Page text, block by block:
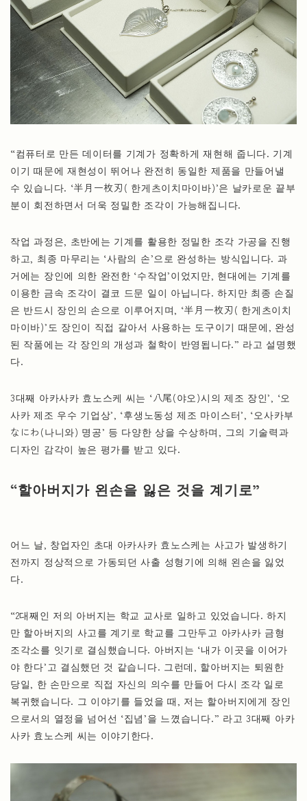
“컴퓨터로 만든 데이터를 기계가 정확하게 재현해 줍니다. 기계
이기 때문에 재현성이 뛰어나 완전히 동일한 제품을 만들어낼
수 있습니다. ‘半月一枚刃( 한게츠이치마이바)’은 날카로운 끝부
분이 회전하면서 더욱 정밀한 조각이 가능해집니다.
작업 과정은, 초반에는 기계를 활용한 정밀한 조각 가공을 진행
하고, 최종 마무리는 ‘사람의 손’으로 완성하는 방식입니다. 과
거에는 장인에 의한 완전한 ‘수작업’이었지만, 현대에는 기계를
이용한 금속 조각이 결코 드문 일이 아닙니다. 하지만 최종 손질
은 반드시 장인의 손으로 이루어지며, ‘半月一枚刃( 한게츠이치
마이바)’도 장인이 직접 갈아서 사용하는 도구이기 때문에, 완성
된 작품에는 각 장인의 개성과 철학이 반영됩니다.” 라고 설명했
다.
3대째 아카사카 효노스케 씨는 ‘八尾(야오)시의 제조 장인’, ‘오
사카 제조 우수 기업상’, ‘후생노동성 제조 마이스터’, ‘오사카부
なにわ(나니와) 명공’ 등 다양한 상을 수상하며, 그의 기술력과
디자인 감각이 높은 평가를 받고 있다.
“할아버지가 왼손을 잃은 것을 계기로”
어느 날, 창업자인 초대 아카사카 효노스케는 사고가 발생하기
전까지 정상적으로 가동되던 사출 성형기에 의해 왼손을 잃었
다.
“2대째인 저의 아버지는 학교 교사로 일하고 있었습니다. 하지
만 할아버지의 사고를 계기로 학교를 그만두고 아카사카 금형
조각소를 잇기로 결심했습니다. 아버지는 ‘내가 이곳을 이어가
야 한다’고 결심했던 것 같습니다. 그런데, 할아버지는 퇴원한
당일, 한 손만으로 직접 자신의 의수를 만들어 다시 조각 일로
복귀했습니다. 그 이야기를 들었을 때, 저는 할아버지에게 장인
으로서의 열정을 넘어선 ‘집념’을 느꼈습니다.” 라고 3대째 아카
사카 효노스케 씨는 이야기한다.